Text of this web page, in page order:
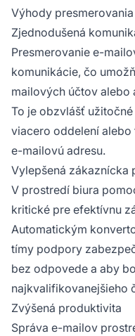
Výhody
Zjednodušená
Presmerovanie e-
komunikácie, čo
mailových účtov alebo
To je obzvlášť
viacero oddelení
e-mailovú adresu.
Vylepšená zákaznícka
V prostredí biura
kritické pre efektívnu
Automatickým
tímy podpory
bez odpovede a aby
najkvalifikovanejšieho
Zvýšená produktivita
Správa e-mailov